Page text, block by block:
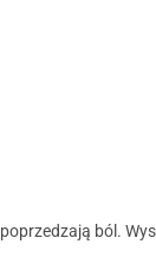
ból.